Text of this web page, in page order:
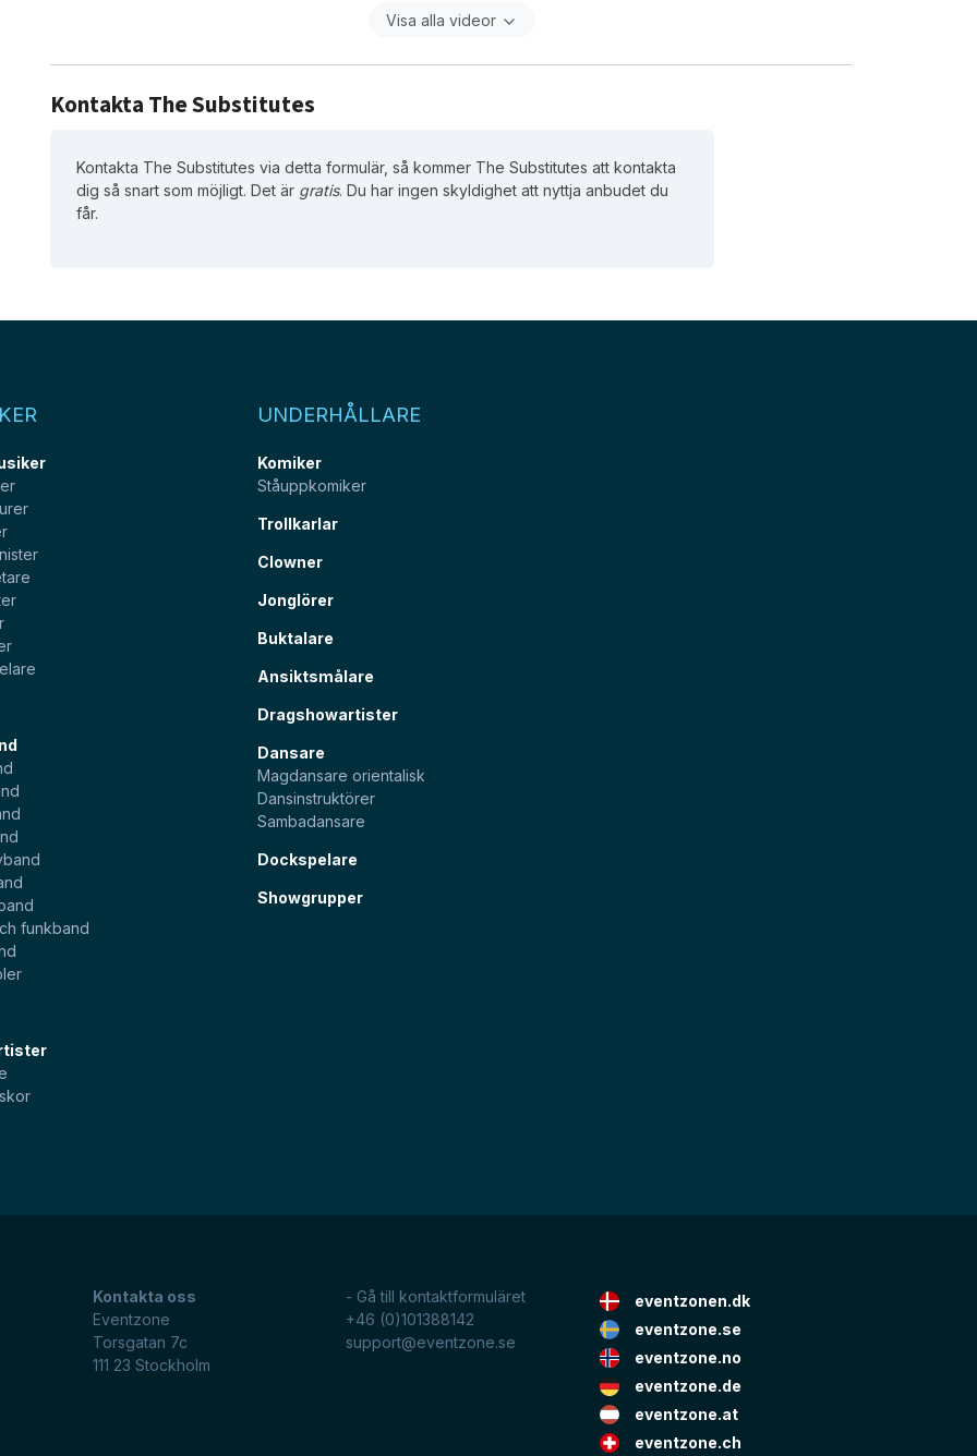
Visa alla videor
Kontakta The Substitutes
Kontakta The Substitutes via detta formulär, så kommer The Substitutes att kontakta
dig så snart som möjligt. Det är gratis. Du har ingen skyldighet att nyttja anbudet du
får.
funkband
UNDERHÅLLARE
Komiker
Ståuppkomiker
Trollkarlar
Clowner
Jonglörer
Buktalare
Ansiktsmålare
Dragshowartister
Dansare
Magdansare orientalisk
Dansinstruktörer
Sambadansare
Dockspelare
Showgrupper
Kontakta oss
Eventzone
Torsgatan 7c
111 23 Stockholm
- Gå till kontaktformuläret
+46 (0)101388142
support@eventzone.se
eventzonen.dk
eventzone.se
eventzone.no
eventzone.de
eventzone.at
eventzone.ch